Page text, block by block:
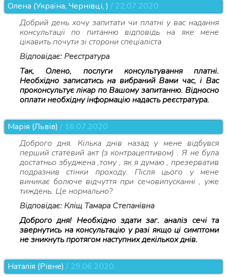
Олена (Україна, Чернівці, ) / 22.07.2020
Добрий день хочу запитати чи платні у вас надання
консультації по питанню відповідь на яке мене
цікавить почути зі сторони спеціаліста
Відповідає: Реєстратура
Так, Олено, послуги консультування платні.
Необхідно записатись на вибраний Вами час, і Вас
проконсультує лікар по Вашому запитанню. Відносно
оплати необхідну інформацію надасть реєстратура.
Марія (Львів) / 16.07.2020
Доброго дня. Кілька днів назад у мене відбувся
перший статевий акт (з контрацептивом) . Я не була
достатньо збуджена ,тому , як я думаю , презерватив
подразнив стінки проходу. Після цього у мене
виникає болюче відчуття при сечовипусканні , уже
тиждень. Це нормально?
Відповідає: Кліщ Тамара Степанівна
Доброго дня! Необхідно здати заг. аналіз сечі та
звернутись на консультацію у разі якщо ці симптоми
не зникнуть протягом наступних декількох днів.
Наталія (Рівне) / 29.06.2020